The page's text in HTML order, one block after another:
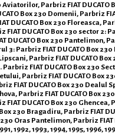
Parbriz FIAT DUCATO
Box 230 Domenii, Parbriz
DUCATO Box 230 Floreasca,
DUCATO Box 230 sector 2:
DUCATO Box 230 Pantelimon,
3: Parbriz FIAT DUCATO Box
Parbriz FIAT DUCATO
FIAT DUCATO Box 230
Parbriz FIAT DUCATO Box
FIAT DUCATO Box 230 Dealul
Parbriz FIAT DUCATO Box
DUCATO Box 230 Ghencea,
230 Bragadiru, Parbriz FIAT
Oras Pantelimon, Parbriz FIAT
1992, 1993, 1994, 1995, 1996,